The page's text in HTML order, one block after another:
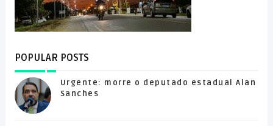
POPULAR POSTS
Urgente: morre o deputado estadual Alan
Sanches